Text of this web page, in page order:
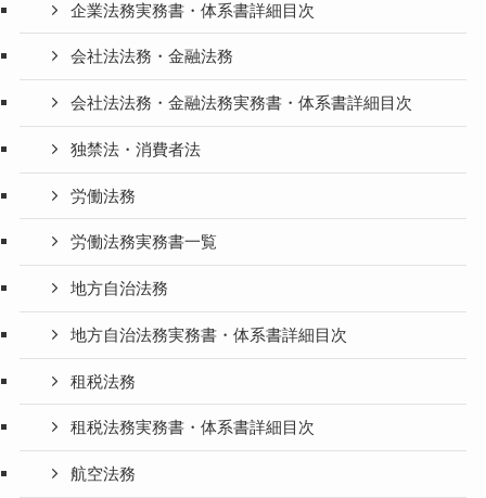
企業法務実務書・体系書詳細目次
会社法法務・金融法務
会社法法務・金融法務実務書・体系書詳細目次
独禁法・消費者法
労働法務
労働法務実務書一覧
地方自治法務
地方自治法務実務書・体系書詳細目次
租税法務
租税法務実務書・体系書詳細目次
航空法務